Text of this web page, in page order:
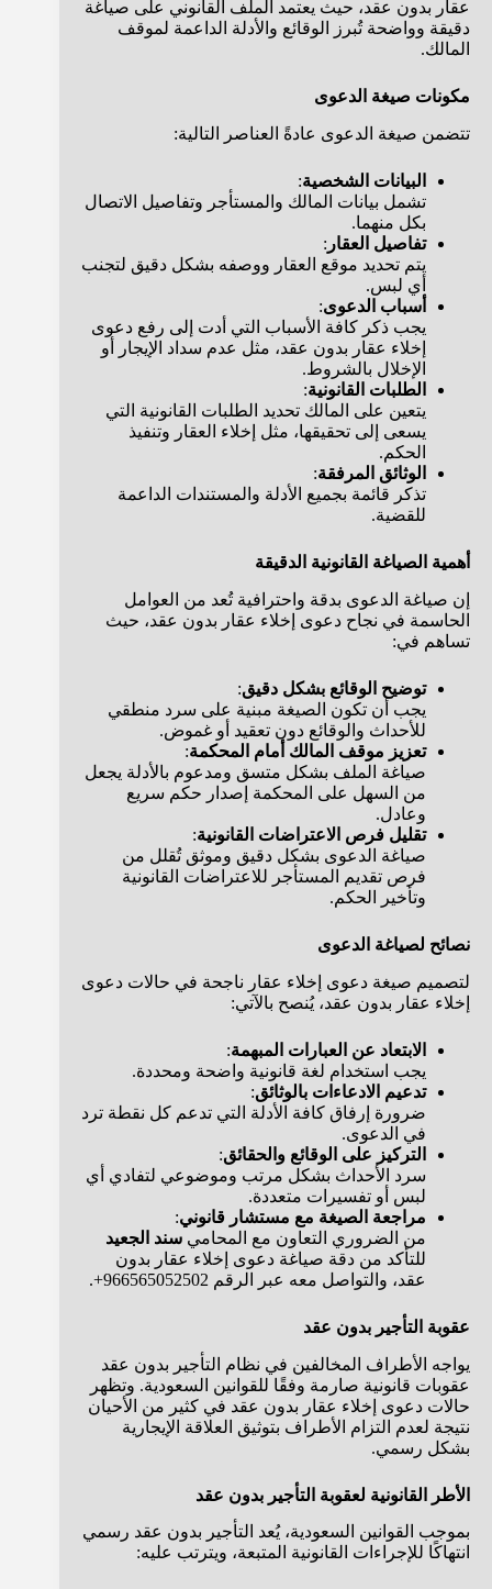
عقار بدون عقد، حيث يعتمد الملف القانوني على صياغة
دقيقة وواضحة تُبرز الوقائع والأدلة الداعمة لموقف
المالك.
مكونات صيغة الدعوى
تتضمن صيغة الدعوى عادةً العناصر التالية:
البيانات الشخصية:
تشمل بيانات المالك والمستأجر وتفاصيل الاتصال
بكل منهما.
تفاصيل العقار :
يتم تحديد موقع العقار ووصفه بشكل دقيق لتجنب
أي لبس.
أسباب الدعوى:
يجب ذكر كافة الأسباب التي أدت إلى رفع دعوى
إخلاء عقار بدون عقد، مثل عدم سداد الإيجار أو
الإخلال بالشروط.
الطلبات القانونية:
يتعين على المالك تحديد الطلبات القانونية التي
يسعى إلى تحقيقها، مثل إخلاء العقار وتنفيذ
الحكم.
الوثائق المرفقة:
تذكر قائمة بجميع الأدلة والمستندات الداعمة
للقضية.
أهمية الصياغة القانونية الدقيقة
إن صياغة الدعوى بدقة واحترافية تُعد من العوامل
الحاسمة في نجاح دعوى إخلاء عقار بدون عقد، حيث
تساهم في:
توضيح الوقائع بشكل دقيق:
يجب أن تكون الصيغة مبنية على سرد منطقي
للأحداث والوقائع دون تعقيد أو غموض.
تعزيز موقف المالك أمام المحكمة:
صياغة الملف بشكل متسق ومدعوم بالأدلة يجعل
من السهل على المحكمة إصدار حكم سريع
وعادل.
تقليل فرص الاعتراضات القانونية:
صياغة الدعوى بشكل دقيق وموثق تُقلل من
فرص تقديم المستأجر للاعتراضات القانونية
وتأخير الحكم.
نصائح لصياغة الدعوى
لتصميم صيغة دعوى إخلاء عقار ناجحة في حالات دعوى
إخلاء عقار بدون عقد، يُنصح بالآتي:
الابتعاد عن العبارات المبهمة:
يجب استخدام لغة قانونية واضحة ومحددة.
تدعيم الادعاءات بالوثائق:
ضرورة إرفاق كافة الأدلة التي تدعم كل نقطة ترد
في الدعوى.
التركيز على الوقائع والحقائق:
سرد الأحداث بشكل مرتب وموضوعي لتفادي أي
لبس أو تفسيرات متعددة.
مراجعة الصيغة مع مستشار قانوني:
من الضروري التعاون مع المحامي سند الجعيد
للتأكد من دقة صياغة دعوى إخلاء عقار بدون
عقد، والتواصل معه عبر الرقم 966565052502+.
عقوبة التأجير بدون عقد
يواجه الأطراف المخالفين في نظام التأجير بدون عقد
عقوبات قانونية صارمة وفقًا للقوانين السعودية. وتظهر
حالات دعوى إخلاء عقار بدون عقد في كثير من الأحيان
نتيجة لعدم التزام الأطراف بتوثيق العلاقة الإيجارية
بشكل رسمي.
الأطر القانونية لعقوبة التأجير بدون عقد
بموجب القوانين السعودية، يُعد التأجير بدون عقد رسمي
انتهاكًا للإجراءات القانونية المتبعة، ويترتب عليه: